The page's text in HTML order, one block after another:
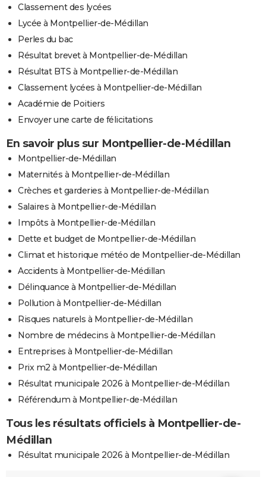
Classement des lycées
Lycée à Montpellier-de-Médillan
Perles du bac
Résultat brevet à Montpellier-de-Médillan
Résultat BTS à Montpellier-de-Médillan
Classement lycées à Montpellier-de-Médillan
Académie de Poitiers
Envoyer une carte de félicitations
En savoir plus sur Montpellier-de-Médillan
Montpellier-de-Médillan
Maternités à Montpellier-de-Médillan
Crèches et garderies à Montpellier-de-Médillan
Salaires à Montpellier-de-Médillan
Impôts à Montpellier-de-Médillan
Dette et budget de Montpellier-de-Médillan
Climat et historique météo de Montpellier-de-Médillan
Accidents à Montpellier-de-Médillan
Délinquance à Montpellier-de-Médillan
Pollution à Montpellier-de-Médillan
Risques naturels à Montpellier-de-Médillan
Nombre de médecins à Montpellier-de-Médillan
Entreprises à Montpellier-de-Médillan
Prix m2 à Montpellier-de-Médillan
Résultat municipale 2026 à Montpellier-de-Médillan
Référendum à Montpellier-de-Médillan
Tous les résultats officiels à Montpellier-de-
Médillan
Résultat municipale 2026 à Montpellier-de-Médillan